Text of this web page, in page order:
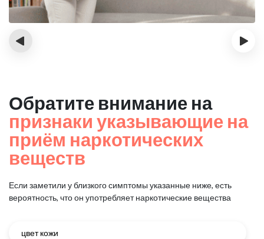
‹ ›
Обратите внимание на
признаки указывающие на
приём наркотических
веществ
Если заметили у близкого симптомы указанные ниже, есть
вероятность, что он употребляет наркотические вещества
цвет кожи